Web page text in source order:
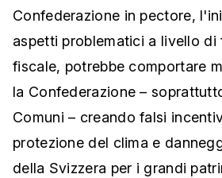
Confederazione in pectore,
aspetti problematici a livello di
fiscale, potrebbe comportare
la Confederazione –
Comuni – creando falsi
protezione del clima e
della Svizzera per i grandi